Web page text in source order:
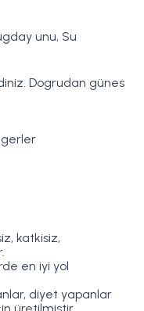
unu, Su
Dogrudan günes
katkisiz,
en iyi yol
diyet yapanlar